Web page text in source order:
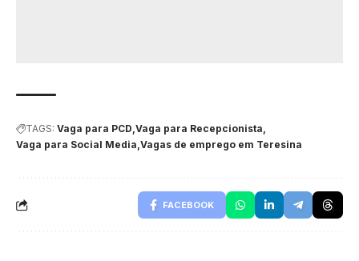
TAGS: Vaga para PCD Vaga para Recepcionista
Vaga para Social Media Vagas de emprego em Teresina
FACEBOOK